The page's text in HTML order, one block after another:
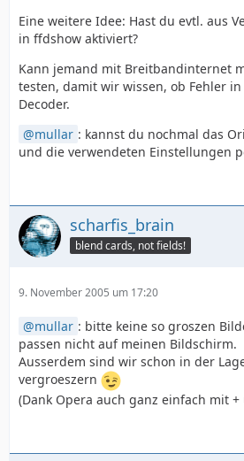
Eine weitere Idee: Hast du evtl. aus
in ffdshow aktiviert?
Kann jemand mit Breitbandinternet
testen, damit wir wissen, ob Fehler
Decoder.
mullar : kannst du nochmal das
und die verwendeten Einstellungen
scharfis_brain
blend cards, not fields!
9. November 2005 um 17:20
mullar : bitte keine so groszen
passen nicht auf meinen Bildschirm.
Ausserdem sind wir schon in der
vergroeszern
(Dank Opera auch ganz einfach mit +